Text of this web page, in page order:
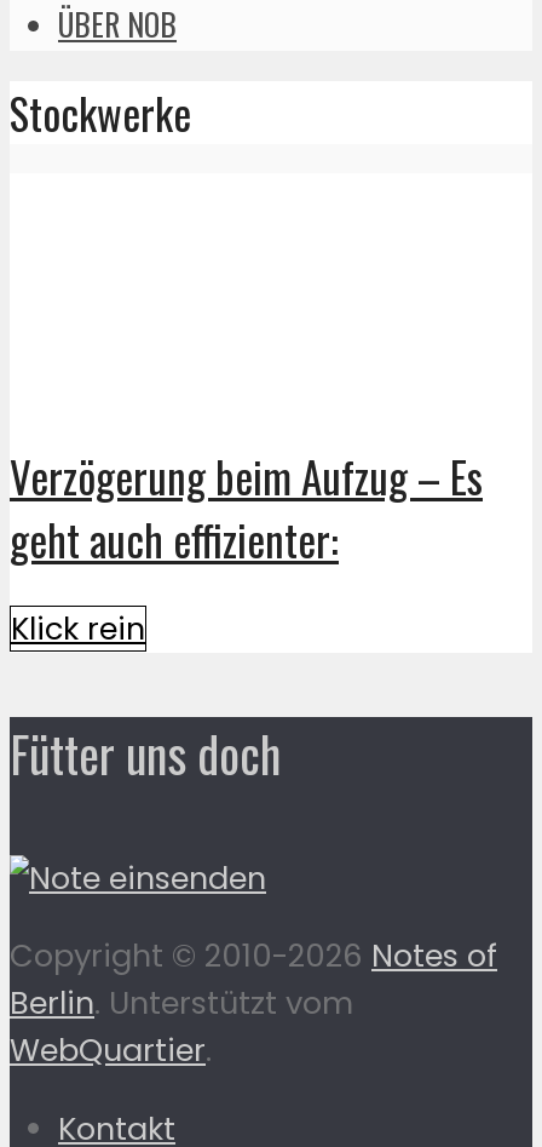
ÜBER NOB
Stockwerke
Verzögerung beim Aufzug – Es
geht auch effizienter:
Klick rein
Fütter uns doch
Copyright © 2010-2026 Notes of
Berlin. Unterstützt vom
WebQuartier.
Kontakt